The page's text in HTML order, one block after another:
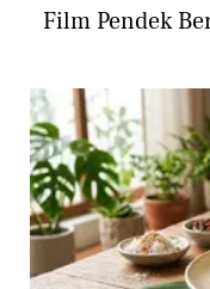
Film Pendek